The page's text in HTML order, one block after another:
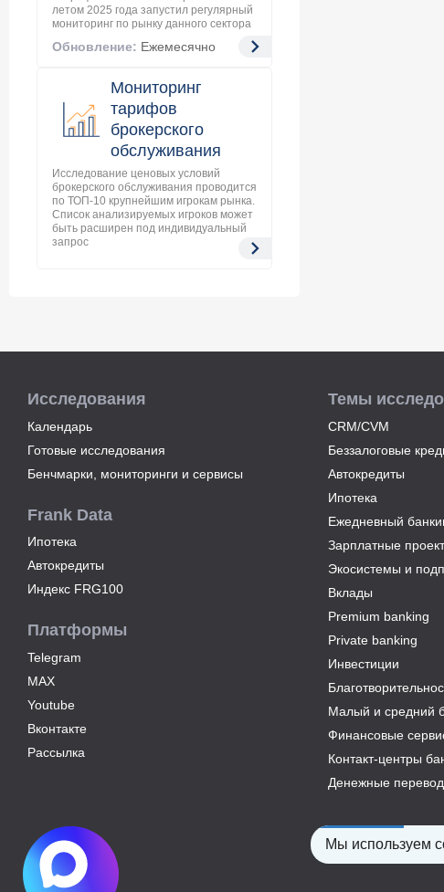
летом 2025 года запустил регулярный
мониторинг по рынку данного сектора
Обновление: Ежемесячно
Мониторинг
тарифов
брокерского
обслуживания
Исследование ценовых условий
брокерского обслуживания проводится
по ТОП-10 крупнейшим игрокам рынка.
Список анализируемых игроков может
быть расширен под индивидуальный
запрос
Исследования
Календарь
Готовые исследования
Бенчмарки, мониторинги и сервисы
Frank Data
Ипотека
Автокредиты
Индекс FRG100
Платформы
Telegram
MAX
Youtube
Вконтакте
Рассылка
Темы
CRM/CVM
Беззалоговые
Автокредиты
Ипотека
Ежедневный
Зарплатные
Экосистемы и
Вклады
Premium banking
Private banking
Инвестиции
Малый и средний
Финансовые
Контакт-центры
Денежные
Мы используем